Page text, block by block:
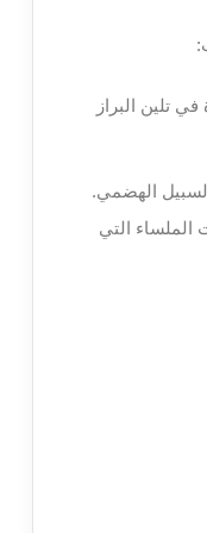
تلين البراز
الهضمي.
التي